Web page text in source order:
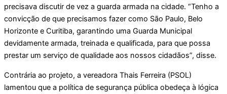
precisava discutir de vez a guarda armada na cidade. “Tenho a
convicção de que precisamos fazer como São Paulo, Belo
Horizonte e Curitiba, garantindo uma Guarda Municipal
devidamente armada, treinada e qualificada, para que possa
prestar um serviço de qualidade aos nossos cidadãos”, disse.
Contrária ao projeto, a vereadora Thais Ferreira (PSOL)
lamentou que a política de segurança pública obedeça à lógica